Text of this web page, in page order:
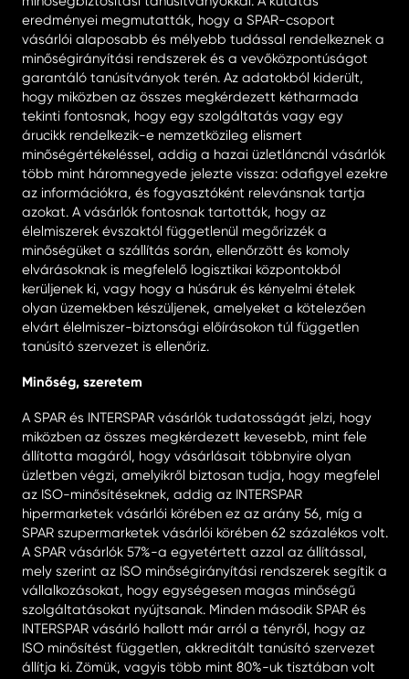
eredményei megmutatták, hogy a SPAR-csoport
vásárlói alaposabb és mélyebb tudással rendelkeznek a
minőségirányítási rendszerek és a vevőközpontúságot
garantáló tanúsítványok terén. Az adatokból kiderült,
hogy miközben az összes megkérdezett kétharmada
tekinti fontosnak, hogy egy szolgáltatás vagy egy
árucikk rendelkezik-e nemzetközileg elismert
minőségértékeléssel, addig a hazai üzletláncnál vásárlók
több mint háromnegyede jelezte vissza: odafigyel ezekre
az információkra, és fogyasztóként relevánsnak tartja
azokat. A vásárlók fontosnak tartották, hogy az
élelmiszerek évszaktól függetlenül megőrizzék a
minőségüket a szállítás során, ellenőrzött és komoly
elvárásoknak is megfelelő logisztikai központokból
kerüljenek ki, vagy hogy a húsáruk és kényelmi ételek
olyan üzemekben készüljenek, amelyeket a kötelezően
elvárt élelmiszer-biztonsági előírásokon túl független
tanúsító szervezet is ellenőriz.
Minőség, szeretem
A SPAR és INTERSPAR vásárlók tudatosságát jelzi, hogy
miközben az összes megkérdezett kevesebb, mint fele
állította magáról, hogy vásárlásait többnyire olyan
üzletben végzi, amelyikről biztosan tudja, hogy megfelel
az ISO-minősítéseknek, addig az INTERSPAR
hipermarketek vásárlói körében ez az arány 56, míg a
SPAR szupermarketek vásárlói körében 62 százalékos volt.
A SPAR vásárlók 57%-a egyetértett azzal az állítással,
mely szerint az ISO minőségirányítási rendszerek segítik a
vállalkozásokat, hogy egységesen magas minőségű
szolgáltatásokat nyújtsanak. Minden második SPAR és
INTERSPAR vásárló hallott már arról a tényről, hogy az
ISO minősítést független, akkreditált tanúsító szervezet
állítja ki. Zömük, vagyis több mint 80%-uk tisztában volt